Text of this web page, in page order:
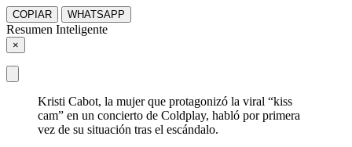
COPIAR WHATSAPP
Resumen Inteligente
×
Kristi Cabot, la mujer que protagonizó la viral “kiss
cam” en un concierto de Coldplay, habló por primera
vez de su situación tras el escándalo.